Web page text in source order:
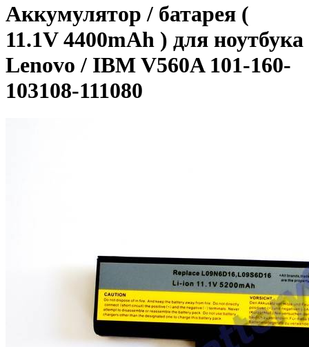
Аккумулятор / батарея (
11.1V 4400mAh ) для ноутбука
Lenovo / IBM V560A 101-160-
103108-111080